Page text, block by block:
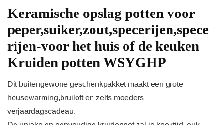
Keramische opslag potten voor
peper,suiker,zout,specerijen,spece
rijen-voor het huis of de keuken
Kruiden potten WSYGHP
Dit buitengewone geschenkpakket maakt een grote
housewarming,bruiloft en zelfs moeders
verjaardagscadeau.